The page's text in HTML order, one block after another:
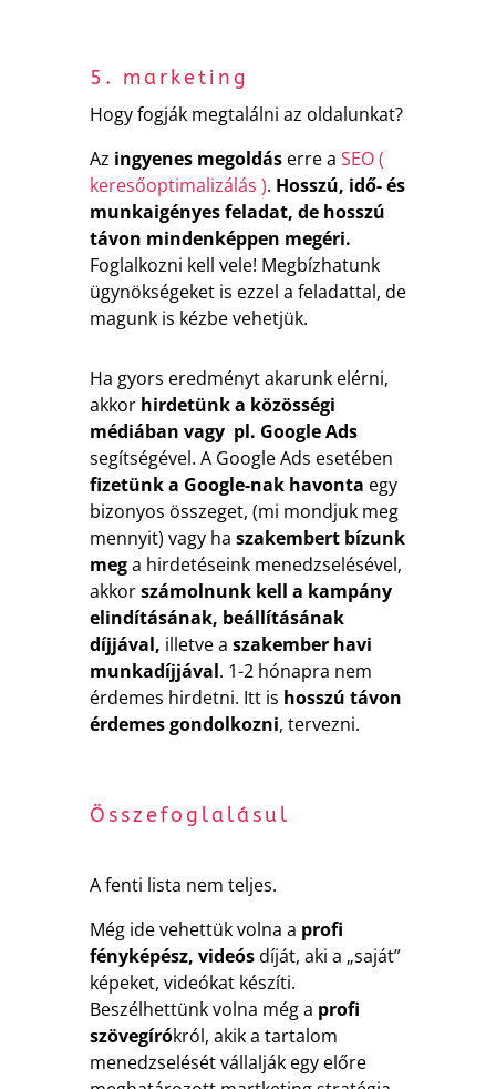
5. marketing
Hogy fogják megtalálni az oldalunkat?
Az ingyenes megoldáserre a SEO (
keresőoptimalizálás ). Hosszú, idő- és
munkaigényes feladat, de hosszú
távon mindenképpen megéri.
Foglalkozni kell vele! Megbízhatunk
ügynökségeket is ezzel a feladattal, de
magunk is kézbe vehetjük.
Ha gyors eredményt akarunk elérni,
akkor hirdetünk a közösségi
médiában vagy pl. Google Ads
segítségével. A Google Ads esetében
fizetünk a Google-nak havonta egy
bizonyos összeget, (mi mondjuk meg
mennyit) vagy ha szakembert bízunk
mega hirdetéseink menedzselésével,
akkorszámolnunk kell a kampány
elindításának, beállításának
díjjával, illetve a szakember havi
munkadíjjával. 1-2 hónapra nem
érdemes hirdetni. Itt is hosszú távon
érdemes gondolkozni, tervezni.
Összefoglalásul
A fenti lista nem teljes.
Még ide vehettük volna a profi
fényképész, videósdíját, aki a „saját”
képeket, videókat készíti.
Beszélhettünk volna még a profi
szövegírókról, akik a tartalom
menedzselését vállalják egy előre